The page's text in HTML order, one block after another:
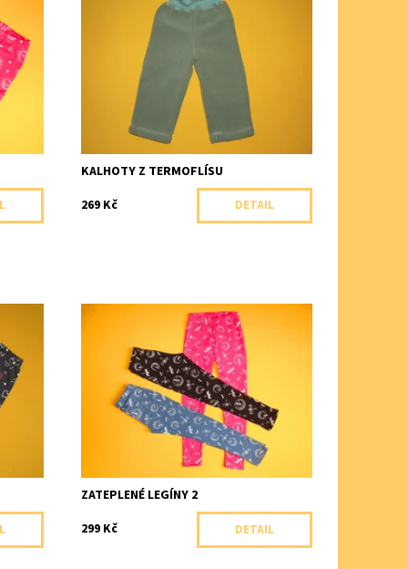
Kalhoty z příjemného a hřejivého
Dostupnost:
Skladem 1 ks
Farmers, ČR
KALHOTY Z TERMOFLÍSU
269 Kč
DETAIL
Zateplené legíny s vysokým podílem
bavlny zdobené potiskem.
Dostupnost:
Skladem 1 ks
Značka:
Arex, ČR
ZATEPLENÉ LEGÍNY 2
299 Kč
DETAIL